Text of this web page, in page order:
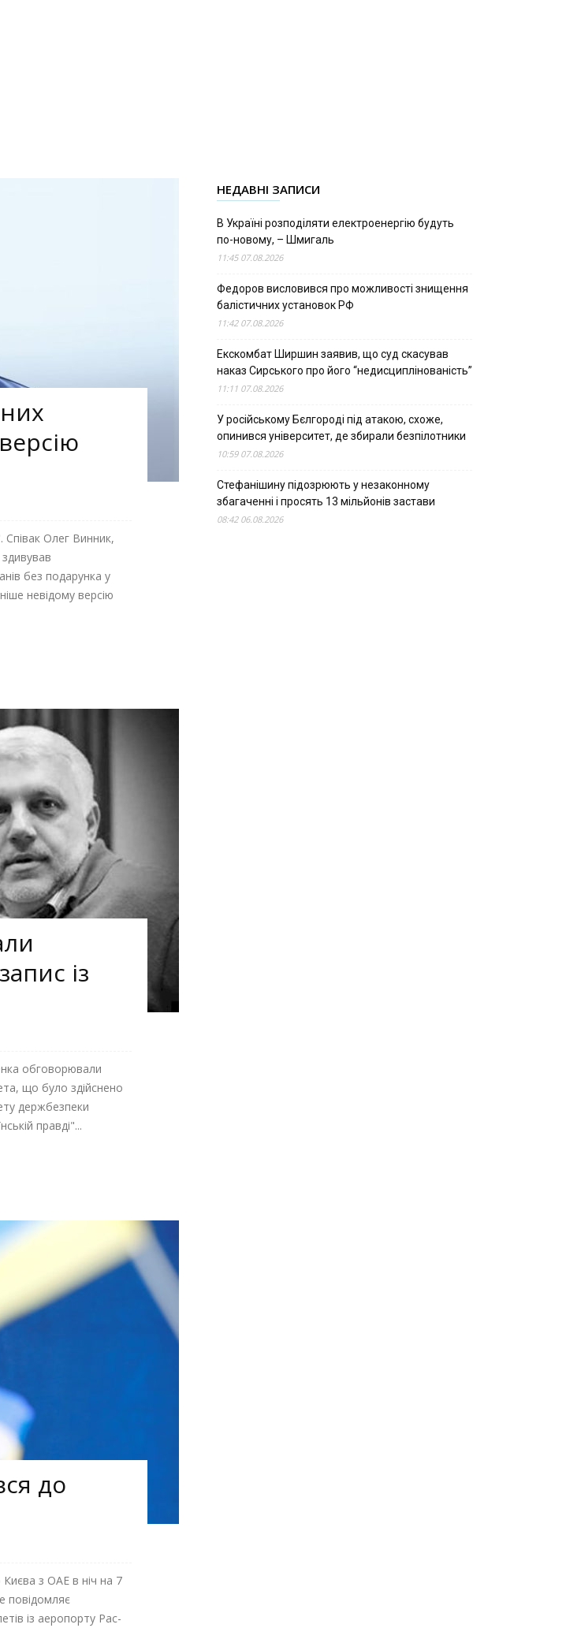
Співак Олег Винник,
без подарунка у
невідому версію
із
обговорювали
що було здійснено
держбезпеки
правді"...
до
з ОАЕ в ніч на 7
повідомляє
із аеропорту Рас-
НЕДАВНІ ЗАПИСИ
В Україні розподіляти електроенергію будуть
по-новому, – Шмигаль
11:45 07.08.2026
Федоров висловився про можливості знищення
балістичних установок РФ
11:42 07.08.2026
Екскомбат Ширшин заявив, що суд скасував
наказ Сирського про його “недисциплінованість”
11:11 07.08.2026
У російському Бєлгороді під атакою, схоже,
опинився університет, де збирали безпілотники
10:59 07.08.2026
Стефанішину підозрюють у незаконному
збагаченні і просять 13 мільйонів застави
08:42 06.08.2026